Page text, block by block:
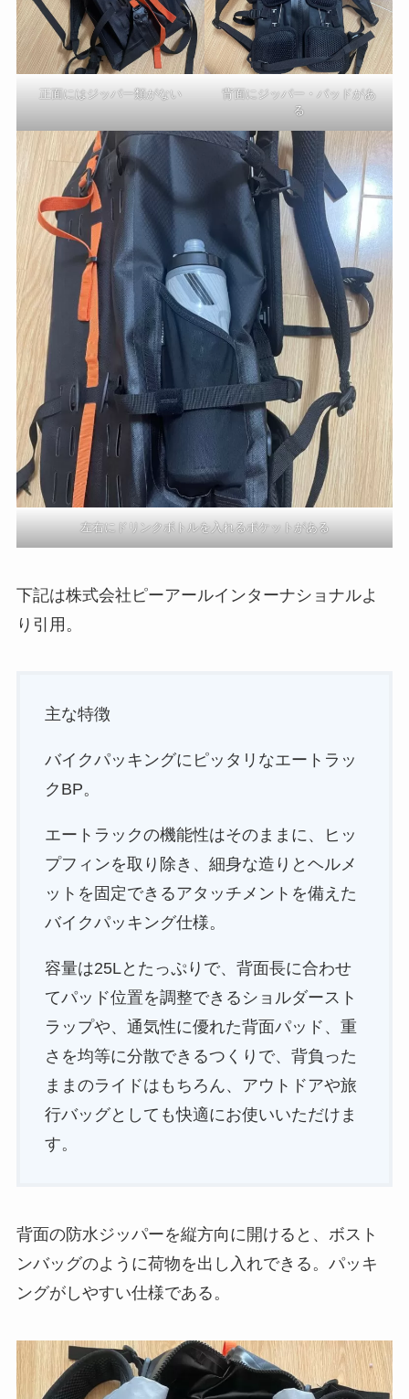
正面にはジッパー類がない
背面にジッパー・パッドがあ
る
左右にドリンクボトルを入れるポケットがある
下記は株式会社ピーアールインターナショナルよ
り引用。
主な特徴
バイクパッキングにピッタリなエートラッ
クBP。
エートラックの機能性はそのままに、ヒッ
プフィンを取り除き、細身な造りとヘルメ
ットを固定できるアタッチメントを備えた
バイクパッキング仕様。
容量は25Lとたっぷりで、背面長に合わせ
てパッド位置を調整できるショルダースト
ラップや、通気性に優れた背面パッド、重
さを均等に分散できるつくりで、背負った
ままのライドはもちろん、アウトドアや旅
行バッグとしても快適にお使いいただけま
す。
背面の防水ジッパーを縦方向に開けると、ボスト
ンバッグのように荷物を出し入れできる。パッキ
ングがしやすい仕様である。